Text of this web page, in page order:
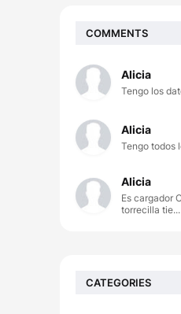
COMMENTS
Alicia
Tengo los
Alicia
Tengo todos
Alicia
Es cargador
torrecilla tie...
CATEGORIES